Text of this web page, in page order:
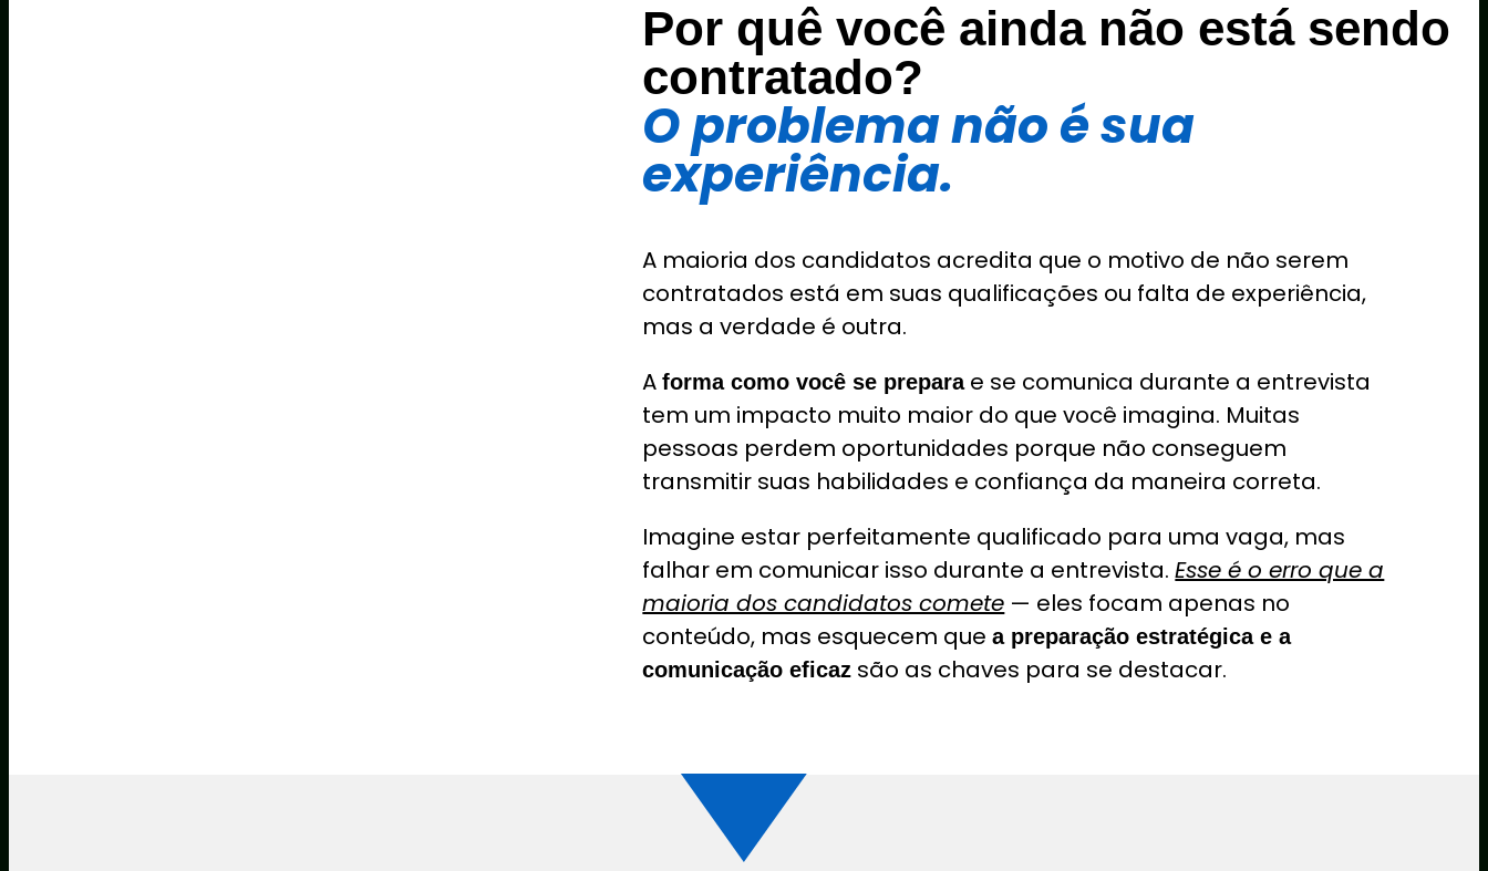
Por quê você ainda não está sendo
contratado?
O problema não é sua
experiência.
A maioria dos candidatos acredita que o motivo de não serem
contratados está em suas qualificações ou falta de experiência,
mas a verdade é outra.
Aforma como você se preparae se comunica durante a entrevista
tem um impacto muito maior do que você imagina. Muitas
pessoas perdem oportunidades porque não conseguem
transmitir suas habilidades e confiança da maneira correta.
Imagine estar perfeitamente qualificado para uma vaga, mas
falhar em comunicar isso durante a entrevista.Esse é o erro que a
maioria dos candidatos comete — eles focam apenas no
conteúdo, mas esquecem quea preparação estratégica e a
comunicação eficaz são as chaves para se destacar.